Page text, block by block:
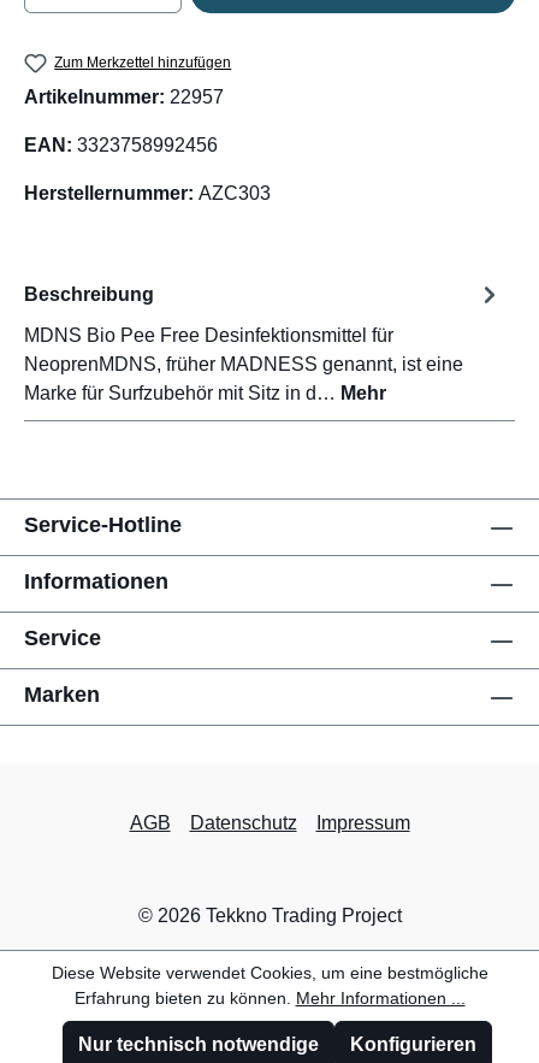
Zum Merkzettel hinzufügen
Artikelnummer: 22957
EAN: 3323758992456
Herstellernummer: AZC303
Beschreibung
MDNS Bio Pee Free Desinfektionsmittel für
NeoprenMDNS, früher MADNESS genannt, ist eine
Marke für Surfzubehör mit Sitz in d… Mehr
Service-Hotline
Informationen
Service
Marken
AGB Datenschutz Impressum
© 2026 Tekkno Trading Project
Diese Website verwendet Cookies, um eine bestmögliche
Erfahrung bieten zu können. Mehr Informationen ...
Nur technisch notwendige Konfigurieren